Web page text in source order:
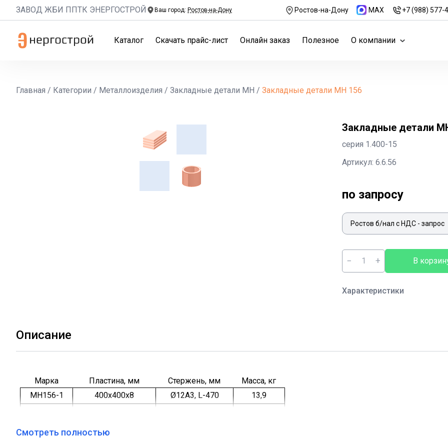
ЗАВОД ЖБИ ППТК ЭНЕРГОСТРОЙ Ваш город: Ростов-на-Дону Ростов-на-Дону MAX +7 (988) 577-
Каталог Скачать прайс-лист Онлайн заказ Полезное О компании
Главная / Категории / Металлоизделия / Закладные детали МН / Закладные детали МН 156
Закладные детали
серия 1.400-15
Артикул: 6.6.56
по запросу
− + В
Характеристики
Описание
Марка Пластина, мм Стержень, мм
Масса, кг
МН156-1
400х400х8 Ø12А3, L-470
13,9
Смотреть полностью